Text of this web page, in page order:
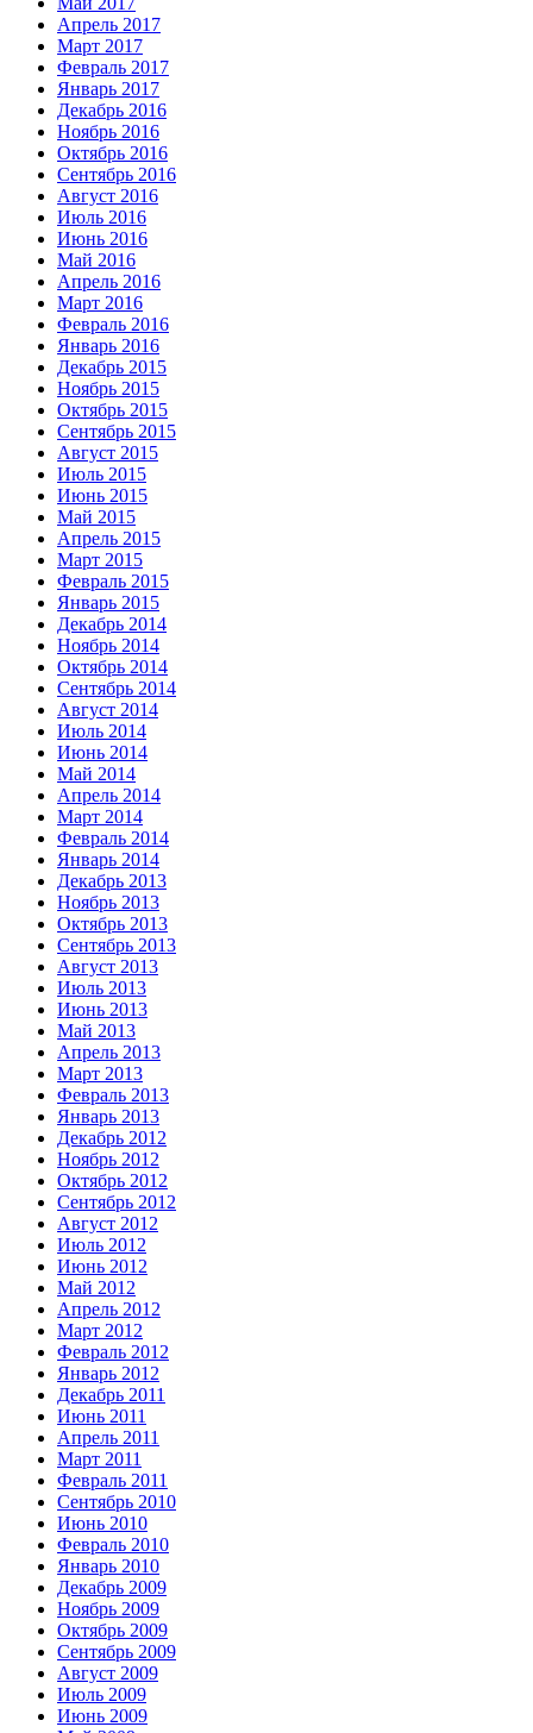
Апрель 2017
Март 2017
Февраль 2017
Январь 2017
Декабрь 2016
Ноябрь 2016
Октябрь 2016
Сентябрь 2016
Август 2016
Июль 2016
Июнь 2016
Май 2016
Апрель 2016
Март 2016
Февраль 2016
Январь 2016
Декабрь 2015
Ноябрь 2015
Октябрь 2015
Сентябрь 2015
Август 2015
Июль 2015
Июнь 2015
Май 2015
Апрель 2015
Март 2015
Февраль 2015
Январь 2015
Декабрь 2014
Ноябрь 2014
Октябрь 2014
Сентябрь 2014
Август 2014
Июль 2014
Июнь 2014
Май 2014
Апрель 2014
Март 2014
Февраль 2014
Январь 2014
Декабрь 2013
Ноябрь 2013
Октябрь 2013
Сентябрь 2013
Август 2013
Июль 2013
Июнь 2013
Май 2013
Апрель 2013
Март 2013
Февраль 2013
Январь 2013
Декабрь 2012
Ноябрь 2012
Октябрь 2012
Сентябрь 2012
Август 2012
Июль 2012
Июнь 2012
Май 2012
Апрель 2012
Март 2012
Февраль 2012
Январь 2012
Декабрь 2011
Июнь 2011
Апрель 2011
Март 2011
Февраль 2011
Сентябрь 2010
Июнь 2010
Февраль 2010
Январь 2010
Декабрь 2009
Ноябрь 2009
Октябрь 2009
Сентябрь 2009
Август 2009
Июль 2009
Июнь 2009